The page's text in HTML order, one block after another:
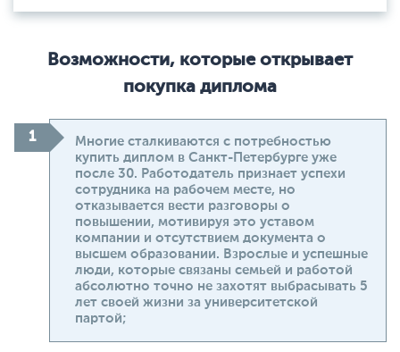
Возможности, которые открывает
покупка диплома
Многие сталкиваются с потребностью
купить диплом в Санкт-Петербурге уже
после 30. Работодатель признает успехи
сотрудника на рабочем месте, но
отказывается вести разговоры о
повышении, мотивируя это уставом
компании и отсутствием документа о
высшем образовании. Взрослые и успешные
люди, которые связаны семьей и работой
абсолютно точно не захотят выбрасывать 5
лет своей жизни за университетской
партой;